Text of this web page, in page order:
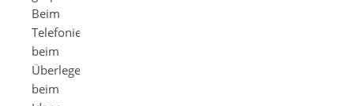
Beim
Telefonieren,
beim
Überlegen,
beim